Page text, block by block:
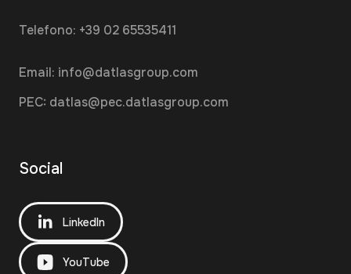
Telefono: +39 02 65535411
Email: info@datlasgroup.com
PEC: datlas@pec.datlasgroup.com
Social
LinkedIn
YouTube